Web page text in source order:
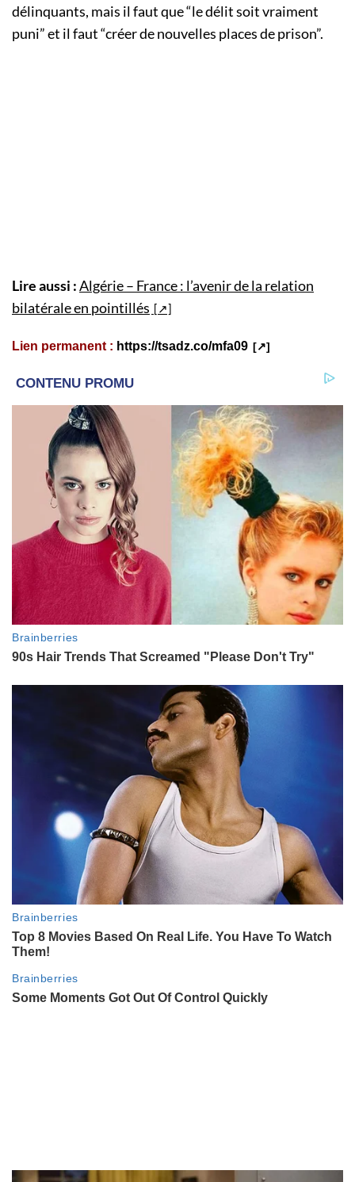
délinquants, mais il faut que “le délit soit vraiment
puni” et il faut “créer de nouvelles places de prison”.
Lire aussi :Algérie – France : l’avenir de la relation
bilatérale en pointillés
Lien permanent : https://tsadz.co/mfa09